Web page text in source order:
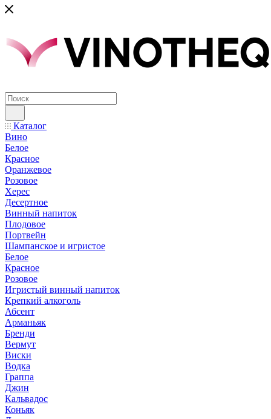
Каталог
Вино
Белое
Красное
Оранжевое
Розовое
Херес
Десертное
Винный напиток
Плодовое
Портвейн
Шампанское и игристое
Белое
Красное
Розовое
Игристый винный напиток
Крепкий алкоголь
Абсент
Арманьяк
Бренди
Вермут
Виски
Водка
Граппа
Джин
Кальвадос
Коньяк